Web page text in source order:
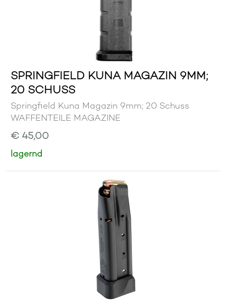
SPRINGFIELD KUNA MAGAZIN 9MM;
20 SCHUSS
Springfield Kuna Magazin 9mm; 20 Schuss
WAFFENTEILE MAGAZINE
€ 45,00
lagernd